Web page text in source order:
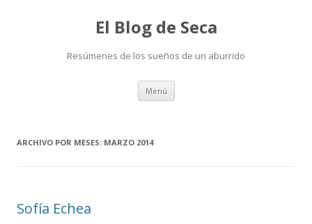
El Blog de Seca
Resúmenes de los sueños de un aburrido
Menú Ir
contenido
ARCHIVO POR MESES: MARZO 2014
Sofía Echea